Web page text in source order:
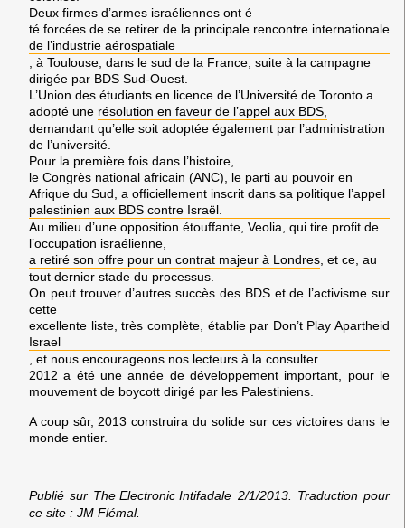
Deux firmes d’armes israéliennes ont é
té forcées de se retirer de la principale rencontre internationale
de l’industrie aérospatiale
, à Toulouse, dans le sud de la France, suite à la campagne
dirigée par BDS Sud-Ouest.
L’Union des étudiants en licence de l’Université de Toronto a
adopté une résolution en faveur de l’appel aux BDS,
demandant qu’elle soit adoptée également par l’administration
de l’université.
Pour la première fois dans l’histoire,
le Congrès national africain (ANC), le parti au pouvoir en
Afrique du Sud, a officiellement inscrit dans sa politique l’appel
palestinien aux BDS contre Israël.
Au milieu d’une opposition étouffante, Veolia, qui tire profit de
l’occupation israélienne,
a retiré son offre pour un contrat majeur à Londres, et ce, au
tout dernier stade du processus.
On peut trouver d’autres succès des BDS et de l’activisme sur
cette
excellente liste, très complète, établie par Don’t Play Apartheid
Israel
, et nous encourageons nos lecteurs à la consulter.
2012 a été une année de développement important, pour le
mouvement de boycott dirigé par les Palestiniens.
A coup sûr, 2013 construira du solide sur ces victoires dans le
monde entier.
Publié sur The Electronic Intifadale 2/1/2013. Traduction pour
ce site : JM Flémal.